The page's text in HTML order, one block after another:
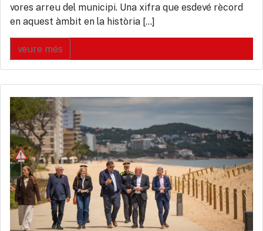
vores arreu del municipi. Una xifra que esdevé rècord
en aquest àmbit en la història […]
veure més